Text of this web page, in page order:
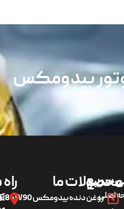
بیدومکس
سریع
اصلی
محصولات ما
روغن دنده بیدومکس SAE 85W90